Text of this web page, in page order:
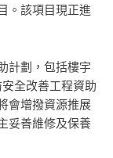
。該項目現正進
計劃，包括樓宇
全改善工程資助
會增撥資源推展
妥善維修及保養